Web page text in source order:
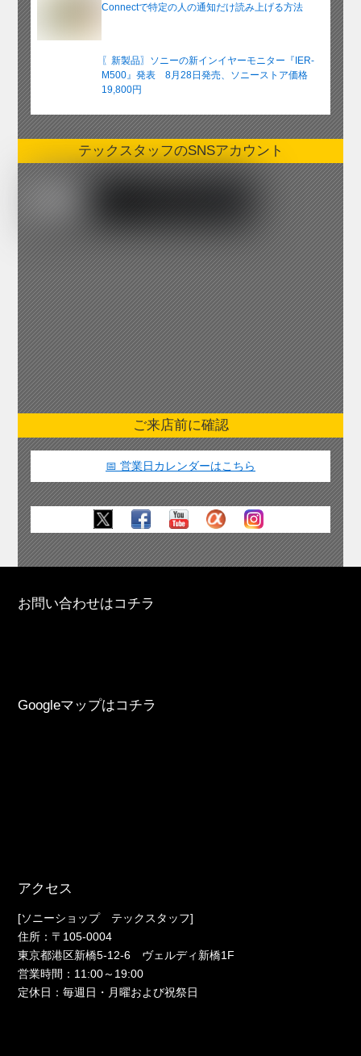
Connectで特定の人の通知だけ読み上げる方法
〖新製品〗ソニーの新インイヤーモニター『IER-
M500』発表 8月28日発売、ソニーストア価格
19,800円
テックスタッフのSNSアカウント
ご来店前に確認
📅 営業日カレンダーはこちら
お問い合わせはコチラ
Googleマップはコチラ
アクセス
[ソニーショップ テックスタッフ]
住所：〒105-0004
東京都港区新橋5-12-6 ヴェルディ新橋1F
営業時間：11:00～19:00
定休日：毎週日・月曜および祝祭日